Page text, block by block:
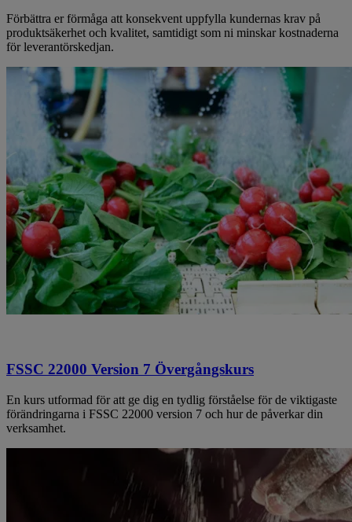
Förbättra er förmåga att konsekvent uppfylla kundernas krav på
produktsäkerhet och kvalitet, samtidigt som ni minskar kostnaderna
för leverantörskedjan.
FSSC 22000 Version 7 Övergångskurs
En kurs utformad för att ge dig en tydlig förståelse för de viktigaste
förändringarna i FSSC 22000 version 7 och hur de påverkar din
verksamhet.